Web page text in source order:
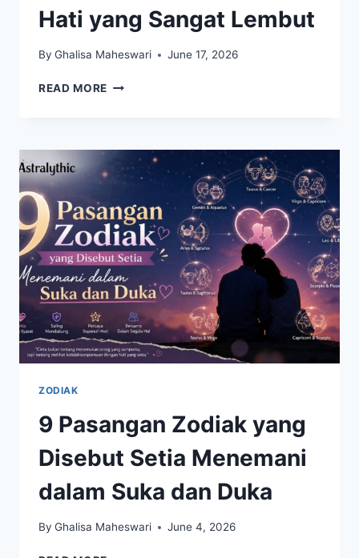
Hati yang Sangat Lembut
By Ghalisa Maheswari June 17, 2026
READ MORE ZODIAK
DARI
LUAR,
TETAPI
MEMILIKI
HATI
YANG
SANGAT
LEMBUT
ZODIAK
9 Pasangan Zodiak yang
Disebut Setia Menemani
dalam Suka dan Duka
By Ghalisa Maheswari June 4, 2026